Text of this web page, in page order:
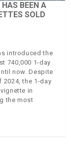
BEEN A
SOLD
introduced the
740,000 1-day
now. Despite
the 1-day
in
the most